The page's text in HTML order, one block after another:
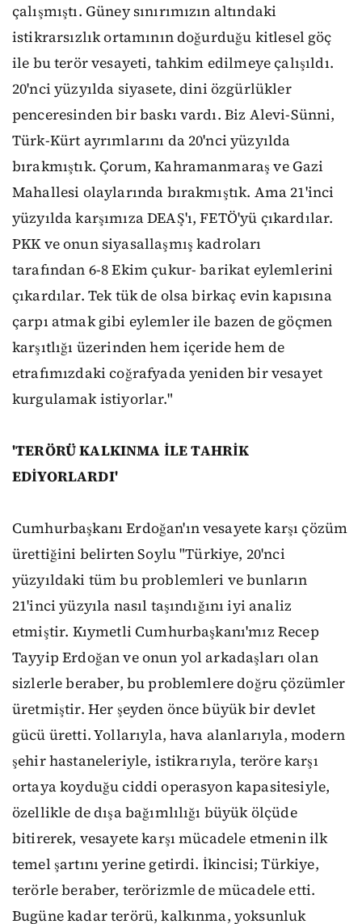
çalışmıştı. Güney sınırımızın altındaki
istikrarsızlık ortamının doğurduğu kitlesel göç
ile bu terör vesayeti, tahkim edilmeye çalışıldı.
20'nci yüzyılda siyasete, dini özgürlükler
penceresinden bir baskı vardı. Biz Alevi-Sünni,
Türk-Kürt ayrımlarını da 20'nci yüzyılda
bırakmıştık. Çorum, Kahramanmaraş ve Gazi
Mahallesi olaylarında bırakmıştık. Ama 21'inci
yüzyılda karşımıza DEAŞ'ı, FETÖ'yü çıkardılar.
PKK ve onun siyasallaşmış kadroları
tarafından 6-8 Ekim çukur- barikat eylemlerini
çıkardılar. Tek tük de olsa birkaç evin kapısına
çarpı atmak gibi eylemler ile bazen de göçmen
karşıtlığı üzerinden hem içeride hem de
etrafımızdaki coğrafyada yeniden bir vesayet
kurgulamak istiyorlar."
'TERÖRÜ KALKINMA İLE TAHRİK
EDİYORLARDI'
Cumhurbaşkanı Erdoğan'ın vesayete karşı çözüm
ürettiğini belirten Soylu "Türkiye, 20'nci
yüzyıldaki tüm bu problemleri ve bunların
21'inci yüzyıla nasıl taşındığını iyi analiz
etmiştir. Kıymetli Cumhurbaşkanı'mız Recep
Tayyip Erdoğan ve onun yol arkadaşları olan
sizlerle beraber, bu problemlere doğru çözümler
üretmiştir. Her şeyden önce büyük bir devlet
gücü üretti. Yollarıyla, hava alanlarıyla, modern
şehir hastaneleriyle, istikrarıyla, teröre karşı
ortaya koyduğu ciddi operasyon kapasitesiyle,
özellikle de dışa bağımlılığı büyük ölçüde
bitirerek, vesayete karşı mücadele etmenin ilk
temel şartını yerine getirdi. İkincisi; Türkiye,
terörle beraber, terörizmle de mücadele etti.
Bugüne kadar terörü, kalkınma, yoksunluk